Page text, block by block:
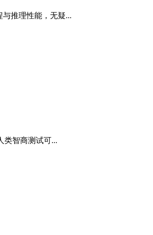
推理性能，无疑...
类智商测试可...